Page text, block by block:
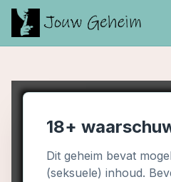
18+
Dit geheim bevat
(seksuele) inhoud.